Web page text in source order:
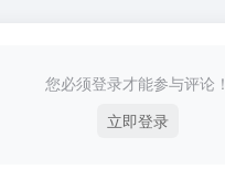
您必须登录才能参与评论！
立即登录